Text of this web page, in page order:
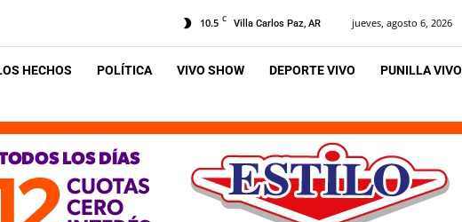
10.5 C Villa Carlos Paz, AR jueves, agosto 6, 2026
HECHOS POLÍTICA VIVO SHOW DEPORTE VIVO PUNILLA VIVO